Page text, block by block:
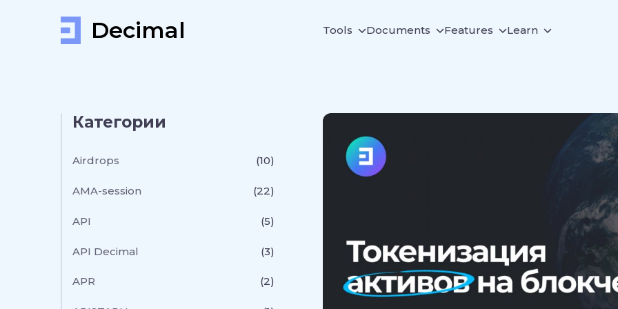
Decimal Tools Documents Features Learn
Категории
Airdrops (10)
AMA-session (22)
API (5)
API Decimal (3)
APR (2)